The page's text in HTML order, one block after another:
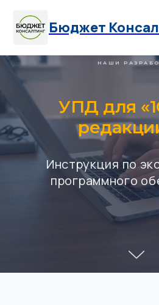
Бюджет
НАШИ
УПД для
Инструкция по
программного